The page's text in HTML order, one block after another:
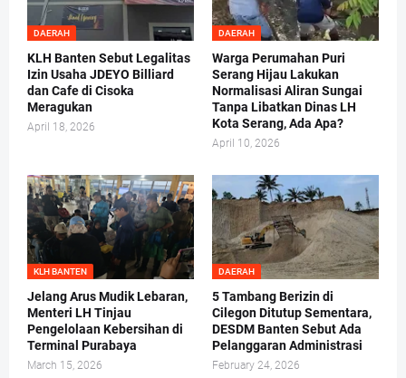
DAERAH
KLH Banten Sebut Legalitas
Izin Usaha JDEYO Billiard
dan Cafe di Cisoka
Meragukan
April 18, 2026
DAERAH
Warga Perumahan Puri
Serang Hijau Lakukan
Normalisasi Aliran Sungai
Tanpa Libatkan Dinas LH
Kota Serang, Ada Apa?
April 10, 2026
KLH BANTEN
Jelang Arus Mudik Lebaran,
Menteri LH Tinjau
Pengelolaan Kebersihan di
Terminal Purabaya
March 15, 2026
DAERAH
5 Tambang Berizin di
Cilegon Ditutup Sementara,
DESDM Banten Sebut Ada
Pelanggaran Administrasi
February 24, 2026